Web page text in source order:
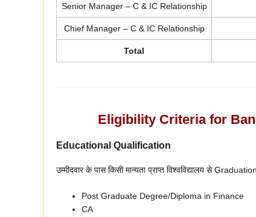
Senior Manager – C & IC Relationship
Chief Manager – C & IC Relationship
Total
Eligibility Criteria for
Educational Qualification
उम्मीदवार के पास किसी मान्यता प्राप्त विश्वविद्यालय से
Post Graduate Degree/Diploma in Finance
CA